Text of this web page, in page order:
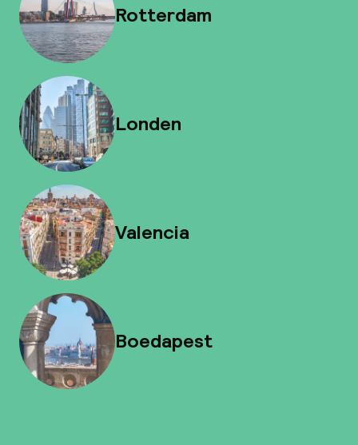
Rotterdam
Londen
Valencia
Boedapest